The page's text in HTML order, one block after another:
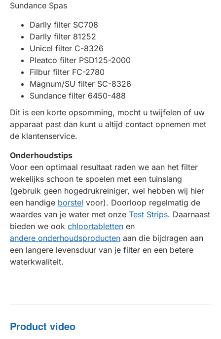
Sundance Spas
Darlly filter SC708
Darlly filter 81252
Unicel filter C-8326
Pleatco filter PSD125-2000
Filbur filter FC-2780
Magnum/SU filter SC-8326
Sundance filter 6450-488
Dit is een korte opsomming, mocht u twijfelen of uw
apparaat past dan kunt u altijd contact opnemen met
de klantenservice.
Onderhoudstips
Voor een optimaal resultaat raden we aan het filter
wekelijks schoon te spoelen met een tuinslang
(gebruik geen hogedrukreiniger, wel hebben wij hier
een handige borstel voor). Doorloop regelmatig de
waardes van je water met onze Test Strips. Daarnaast
bieden we ook chloortabletten en
andere onderhoudsproducten aan die bijdragen aan
een langere levensduur van je filter en een betere
waterkwaliteit.
Product video